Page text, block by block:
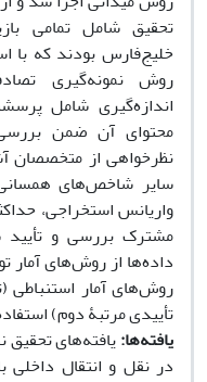
تحقیق شامل تمامی
روش نمونه‌گیری
اندازه‌گیری شامل
محتوای آن ضمن
سایر شاخص‌های همسانی
واریانس استخراجی،
مشترک بررسی و تأیید
داده‌ها از روش‌های آمار
روش‌های آمار استنباطی
تأییدی مرتبۀ دوم)
یافته‌ها:یافته‌های
در نقل و انتقال داخلی